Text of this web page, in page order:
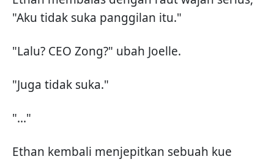
"Aku tidak suka panggilan itu."
"Lalu? CEO Zong?" ubah Joelle.
"Juga tidak suka."
"..."
Ethan kembali menjepitkan sebuah kue